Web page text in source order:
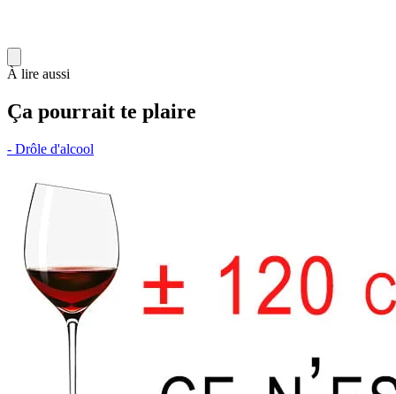
À lire aussi
Ça pourrait te plaire
- Drôle d'alcool